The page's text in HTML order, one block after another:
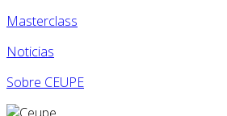
Masterclass
Noticias
Sobre CEUPE